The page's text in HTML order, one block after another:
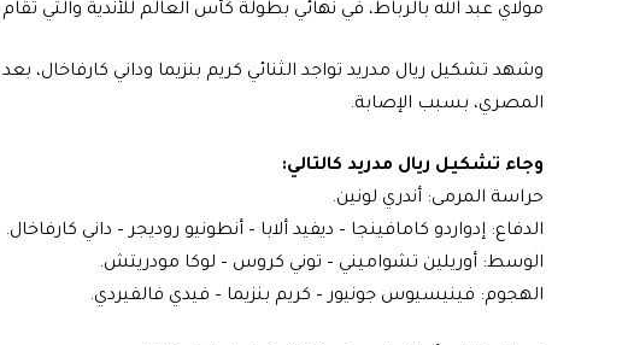
مولاي عبد الله بالرباط، في نهائي بطولة كأس العالم للأندية والتي
وشهد تشكيل ريال مدريد تواجد الثنائي كريم بنزيما وداني كارفاخال،
المصري، بسبب الإصابة.
وجاء تشكيل ريال مدريد كالتالي:
حراسة المرمى: أندري لونين.
الدفاع: إدواردو كامافينجا – ديفيد ألابا – أنطونيو روديجر – داني كارفاخال.
الوسط: أوريلين تشواميني – توني كروس – لوكا مودريتش.
الهجوم: فينيسيوس جونيور – كريم بنزيما – فيدي فالفيردي.